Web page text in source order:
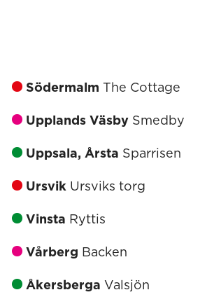
Södermalm The Cottage
Upplands VäsbySmedby
Uppsala, Årsta Sparrisen
UrsvikUrsviks torg
Vinsta Ryttis
Vårberg Backen
Åkersberga Valsjön